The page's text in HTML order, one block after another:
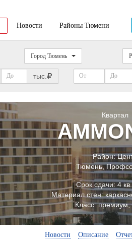
Новости Районы Тюмени
Город Тюмень
тыс.
Квартал
Район:
Тюмень,
Срок сдачи:4
Материал стен:
Класс: премиум,
Новости Описание